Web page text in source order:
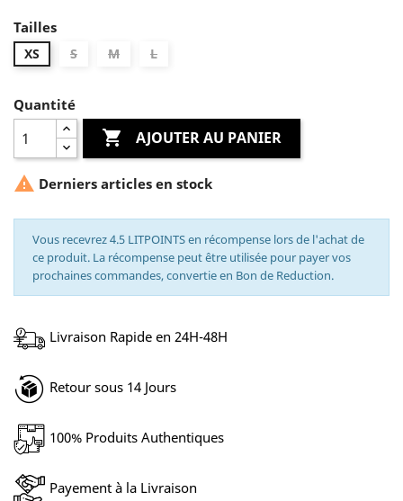
Tailles
XS S M L
Quantité
 AJOUTER AU PANIER
 Derniers articles en stock
Vous recevrez 4.5 LITPOINTS en récompense lors de l'achat de
ce produit. La récompense peut être utilisée pour payer vos
prochaines commandes, convertie en Bon de Reduction.
Livraison Rapide en 24H-48H
Retour sous 14 Jours
100% Produits Authentiques
Payement à la Livraison